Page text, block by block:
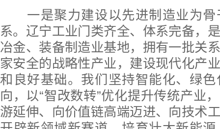
一是聚力建设以先进制造业为骨
系。辽宁工业门类齐全、体系完备，
冶金、装备制造业基地，拥有一批关
家安全的战略性产业，建设现代化产
和良好基础。我们坚持智能化、绿
向，以“智改数转”优化提升传统产业
游延伸、向价值链高端迈进、向技术